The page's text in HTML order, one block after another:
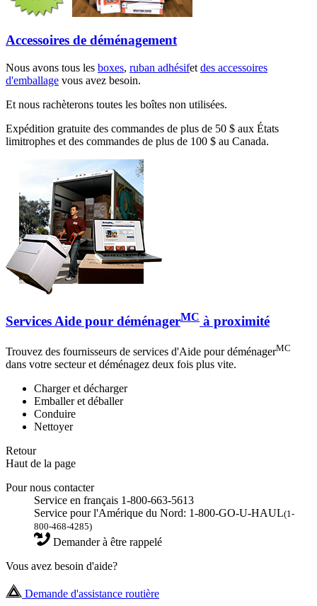
Accessoires de déménagement
Nous avons tous les boxes, ruban adhésifet des accessoires
d'emballage vous avez besoin.
Et nous rachèterons toutes les boîtes non utilisées.
Expédition gratuite des commandes de plus de 50 $ aux États
limitrophes et des commandes de plus de 100 $ au Canada.
Services Aide pour déménagerMC à proximité
Trouvez des fournisseurs de services d'Aide pour déménagerMC
dans votre secteur et déménagez deux fois plus vite.
Charger et décharger
Emballer et déballer
Conduire
Nettoyer
Retour
Haut de la page
Pour nous contacter
Service en français 1-800-663-5613
Service pour l'Amérique du Nord: 1-800-GO-U-HAUL(1-
800-468-4285)
Demander à être rappelé
Vous avez besoin d'aide?
Demande d'assistance routière